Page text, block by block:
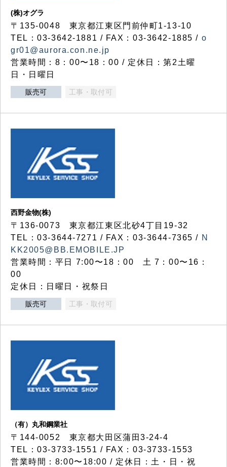
(株)オグラ
〒135-0048 東京都江東区門前仲町1-13-10
TEL：03-3642-1881 / FAX：03-3642-1885 / o
gr01@aurora.con.ne.jp
営業時間：8：00〜18：00 / 定休日：第2土曜
日・日曜日
販売可 工事・取付可
西野金物(株)
〒136-0073 東京都江東区北砂4丁目19-32
TEL：03‐3644‐7271 / FAX：03-3644-7365 / N
KK2005@BB.EMOBILE.JP
営業時間：平日 7:00〜18：00 土 7：00〜16：
00
定休日：日曜日・祝祭日
販売可 工事・取付可
（有）丸和鋼業社
〒144-0052 東京都大田区蒲田3-24-4
TEL：03-3733-1551 / FAX：03-3733-1553
営業時間：8:00〜18:00 / 定休日：土・日・祝